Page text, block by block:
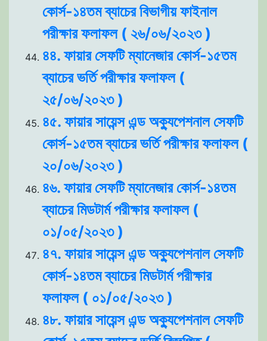
কোর্স-১৪তম ব্যাচের বিভাগীয় ফাইনাল
পরীক্ষার ফলাফল ( ২৬/০৬/২০২৩ )
৪৪. ফায়ার সেফটি ম্যানেজার কোর্স-১৫তম
ব্যাচের ভর্তি পরীক্ষার ফলাফল (
২৫/০৬/২০২৩ )
৪৫. ফায়ার সায়েন্স এন্ড অক্যুপেশনাল সেফটি
কোর্স-১৫তম ব্যাচের ভর্তি পরীক্ষার ফলাফল (
২০/০৬/২০২৩ )
৪৬. ফায়ার সেফটি ম্যানেজার কোর্স-১৪তম
ব্যাচের মিডটার্ম পরীক্ষার ফলাফল (
০১/০৫/২০২৩ )
৪৭. ফায়ার সায়েন্স এন্ড অক্যুপেশনাল সেফটি
কোর্স-১৪তম ব্যাচের মিডটার্ম পরীক্ষার
ফলাফল ( ০১/০৫/২০২৩ )
৪৮. ফায়ার সায়েন্স এন্ড অক্যুপেশনাল সেফটি